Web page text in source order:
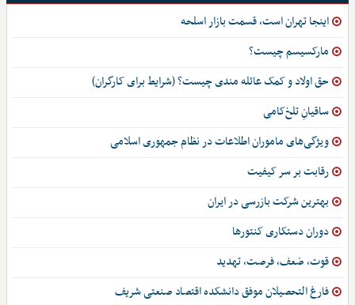
اینجا تهران است، قسمت بازار اسلحه
مارکسیسم چیست؟
حق اولاد و کمک عائله مندی چیست؟ (شرایط برای کارگران)
ساقیانِ تلخ‌کامی
ویژگی‌های ماموران اطلاعات در نظام جمهوری اسلامی
رقابت بر سر کیفیت
بهترین شرکت بازرسی در ایران
دوران دستکاری کنتورها
قوت، ضعف، فرصت، تهدید
فارغ التحصیلان موفق دانشکده اقتصاد صنعتی شریف